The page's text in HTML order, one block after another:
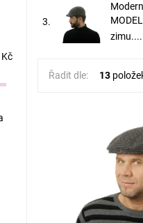
3.
zimu....
Řadit dle: 13
bekovka pro podzim
originální vlněné
vnitřní podšívce
T03-6/